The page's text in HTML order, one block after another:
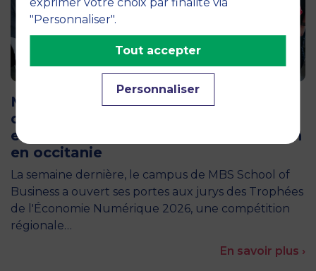
MBS accueille les jurys des Trophées
de l’Économie Numérique 2026 : un
engagement au service de l’innovation
en occitanie
La semaine dernière, le campus de MBS School of
Business a ouvert ses portes aux jurys des Trophées
de l'Économie Numérique 2026, une compétition
régionale…
En savoir plus ›
"Personnaliser".
Personnaliser
Tout accepter